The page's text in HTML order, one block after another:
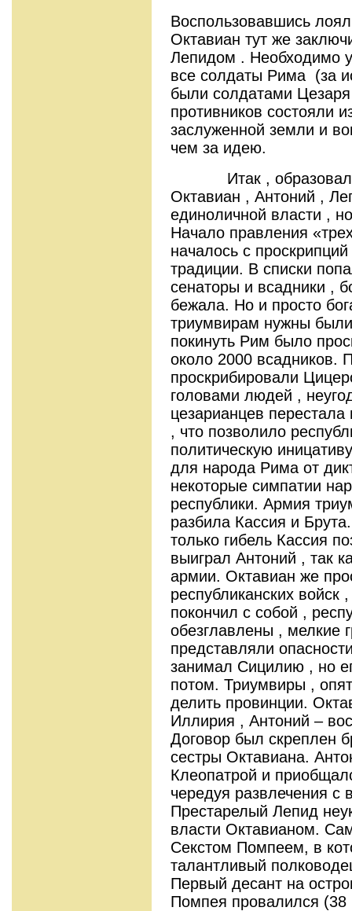
Воспользовавшись
Октавиан тут же
Лепидом . Необходимо
все солдаты Рима (за
были солдатами
противников состояли
заслуженной земли и
чем за идею.
Итак , образовался
Октавиан , Антоний ,
единоличной власти ,
Начало правления
началось с
традиции. В списки
сенаторы и всадники ,
бежала. Но и просто
триумвирам нужны были
покинуть Рим было
около 2000 всадников.
проскрибировали
головами людей ,
цезарианцев
, что позволило
политическую
для народа Рима от
некоторые симпатии
республики. Армия
разбила Кассия и
только гибель Кассия
выиграл Антоний , так
армии. Октавиан же
республиканских
покончил с собой ,
обезглавлены , мелкие
представляли
занимал Сицилию , но
потом. Триумвиры ,
делить провинции.
Иллирия , Антоний –
Договор был скреплен
сестры Октавиана.
Клеопатрой и
чередуя развлечения
Престарелый Лепид
власти Октавианом.
Секстом Помпеем, в
талантливый
Первый десант на
Помпея провалился (38